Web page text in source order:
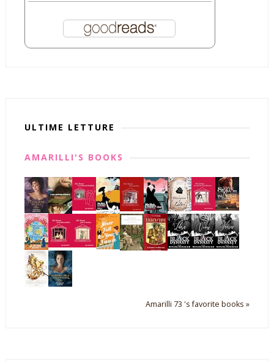
ULTIME LETTURE
AMARILLI'S BOOKS
Amarilli 73 's favorite books »